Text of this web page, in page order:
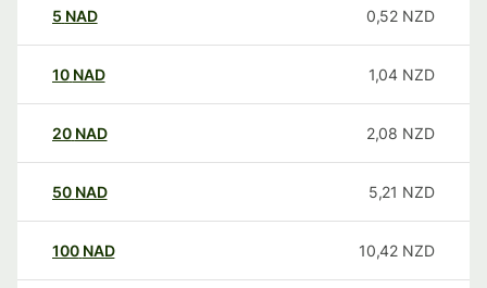
5 NAD 0,52 NZD
10 NAD 1,04 NZD
20 NAD 2,08 NZD
50 NAD 5,21 NZD
100 NAD 10,42 NZD